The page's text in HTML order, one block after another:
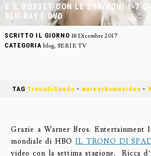
E IL BOXSET CON LE STAGIONI 1-7
BLU-RAY E DVD
SCRITTO IL GIORNO 18 Dicembre 2017
CATEGORIA blog, SERIE TV
TAGTronoDiSpade -warnerhomevideo -
Grazie a Warner Bros. Entertainment
mondiale di HBOIL TRONO DI
video con la settima stagione. Ricca